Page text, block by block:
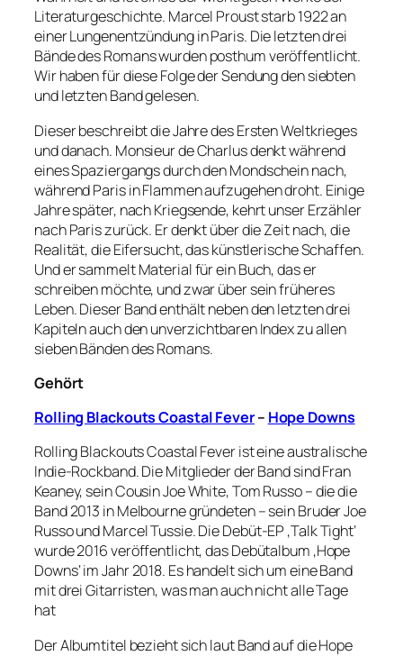
Literaturgeschichte. Marcel Proust starb 1922 an
einer Lungenentzündung in Paris. Die letzten drei
Bände des Romans wurden posthum veröffentlicht.
Wir haben für diese Folge der Sendung den siebten
und letzten Band gelesen.
Dieser beschreibt die Jahre des Ersten Weltkrieges
und danach. Monsieur de Charlus denkt während
eines Spaziergangs durch den Mondschein nach,
während Paris in Flammen aufzugehen droht. Einige
Jahre später, nach Kriegsende, kehrt unser Erzähler
nach Paris zurück. Er denkt über die Zeit nach, die
Realität, die Eifersucht, das künstlerische Schaffen.
Und er sammelt Material für ein Buch, das er
schreiben möchte, und zwar über sein früheres
Leben. Dieser Band enthält neben den letzten drei
Kapiteln auch den unverzichtbaren Index zu allen
sieben Bänden des Romans.
Gehört
Rolling Blackouts Coastal Fever– Hope Downs
Rolling Blackouts Coastal Fever ist eine australische
Indie-Rockband. Die Mitglieder der Band sind Fran
Keaney, sein Cousin Joe White, Tom Russo – die die
Band 2013 in Melbourne gründeten – sein Bruder Joe
Russo und Marcel Tussie. Die Debüt-EP ‚Talk Tight‘
wurde 2016 veröffentlicht, das Debütalbum ‚Hope
Downs‘ im Jahr 2018. Es handelt sich um eine Band
mit drei Gitarristen, was man auch nicht alle Tage
hat
Der Albumtitel bezieht sich laut Band auf die Hope